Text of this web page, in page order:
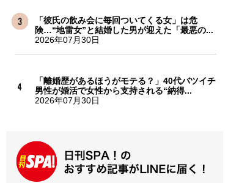
「彼氏の飲み会に毎回ついてくる女」は危
険…“地雷女”と結婚した男が迎えた「最悪の...
2026年07月30日
「離婚歴があるほうがモテる？」40代バツイチ
男性が婚活で女性から支持される“納得...
2026年07月30日